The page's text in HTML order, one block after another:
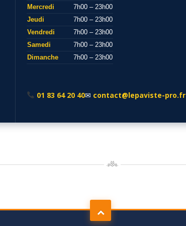
Mercredi
7h00 – 23h00
Jeudi
7h00 – 23h00
Vendredi
7h00 – 23h00
Samedi
7h00 – 23h00
Dimanche
7h00 – 23h00
01 83 64 20 40✉ contact@lepaviste-pro.fr